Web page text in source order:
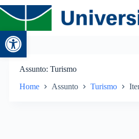
Abrir a barra de
Assunto Turismo
Home Assunto Turismo